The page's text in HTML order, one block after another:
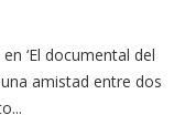
‘El documental del
amistad entre dos